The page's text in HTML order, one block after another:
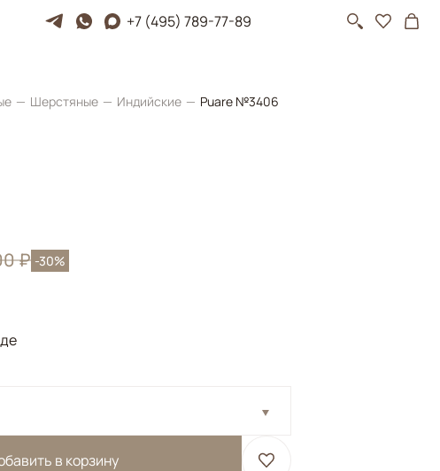
+7 (495) 789-77-89
Шерстяные Индийские Puare №3406
₽ -30%
в корзину